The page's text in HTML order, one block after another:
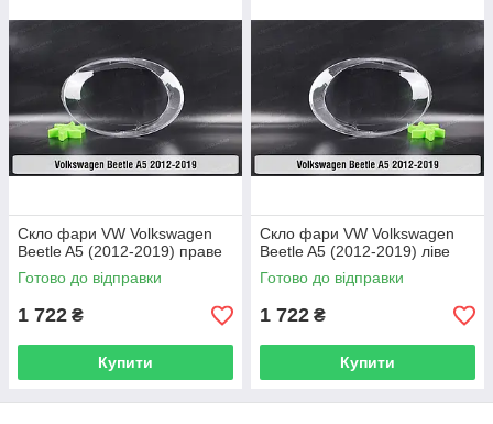
Скло фари VW Volkswagen
Beetle A5 (2012-2019) праве
Готово до відправки
1 722 ₴
Купити
Скло фари VW Volkswagen
Beetle A5 (2012-2019) ліве
Готово до відправки
1 722 ₴
Купити